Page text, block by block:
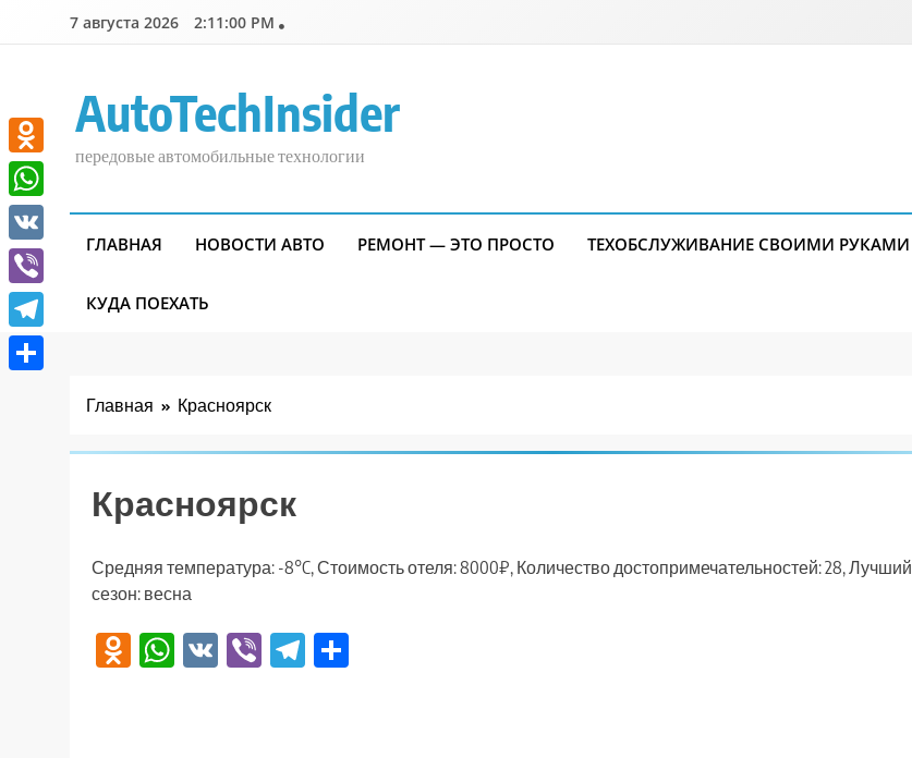
7 августа 2026 2:11:00 PM
AutoTechInsider
передовые автомобильные технологии
ГЛАВНАЯ НОВОСТИ АВТО РЕМОНТ — ЭТО ПРОСТО ТЕХОБСЛУЖИВАНИЕ СВОИМИ РУКАМИ
КУДА ПОЕХАТЬ
Главная Красноярск
Красноярск
Средняя температура: -8°C, Стоимость отеля: 8000₽, Количество достопримечательностей: 28, Лучший
сезон: весна
Odnoklassniki
WhatsApp
VK ViberTelegram
Odnoklassniki
WhatsApp
VK
Viber
Telegram